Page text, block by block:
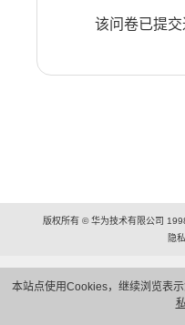
本站点使用Cookies，继续浏览表
该问卷已提交
版权所有 © 华为技术有限公司
隐